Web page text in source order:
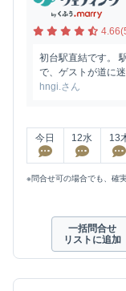
初台駅直結です。
で、ゲストが道に
hngi.さん
今日 12水 13
※問合せ可の場合でも、確
一括問合せ
リストに追加